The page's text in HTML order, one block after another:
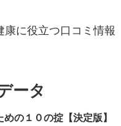
康に役立つ口コミ情報
ータ
の１０の掟【決定版】